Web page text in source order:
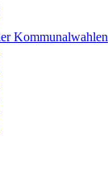
Kommunalwahlen